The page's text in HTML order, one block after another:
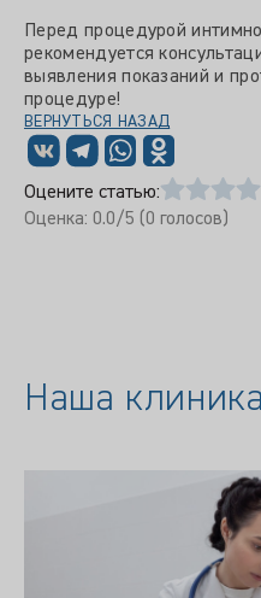
Перед процедурой
рекомендуется
выявления показаний и
процедуре!
ВЕРНУТЬСЯ НАЗАД
Оцените статью:
Оценка: 0.0/5 (0 голосов)
Наша клиника